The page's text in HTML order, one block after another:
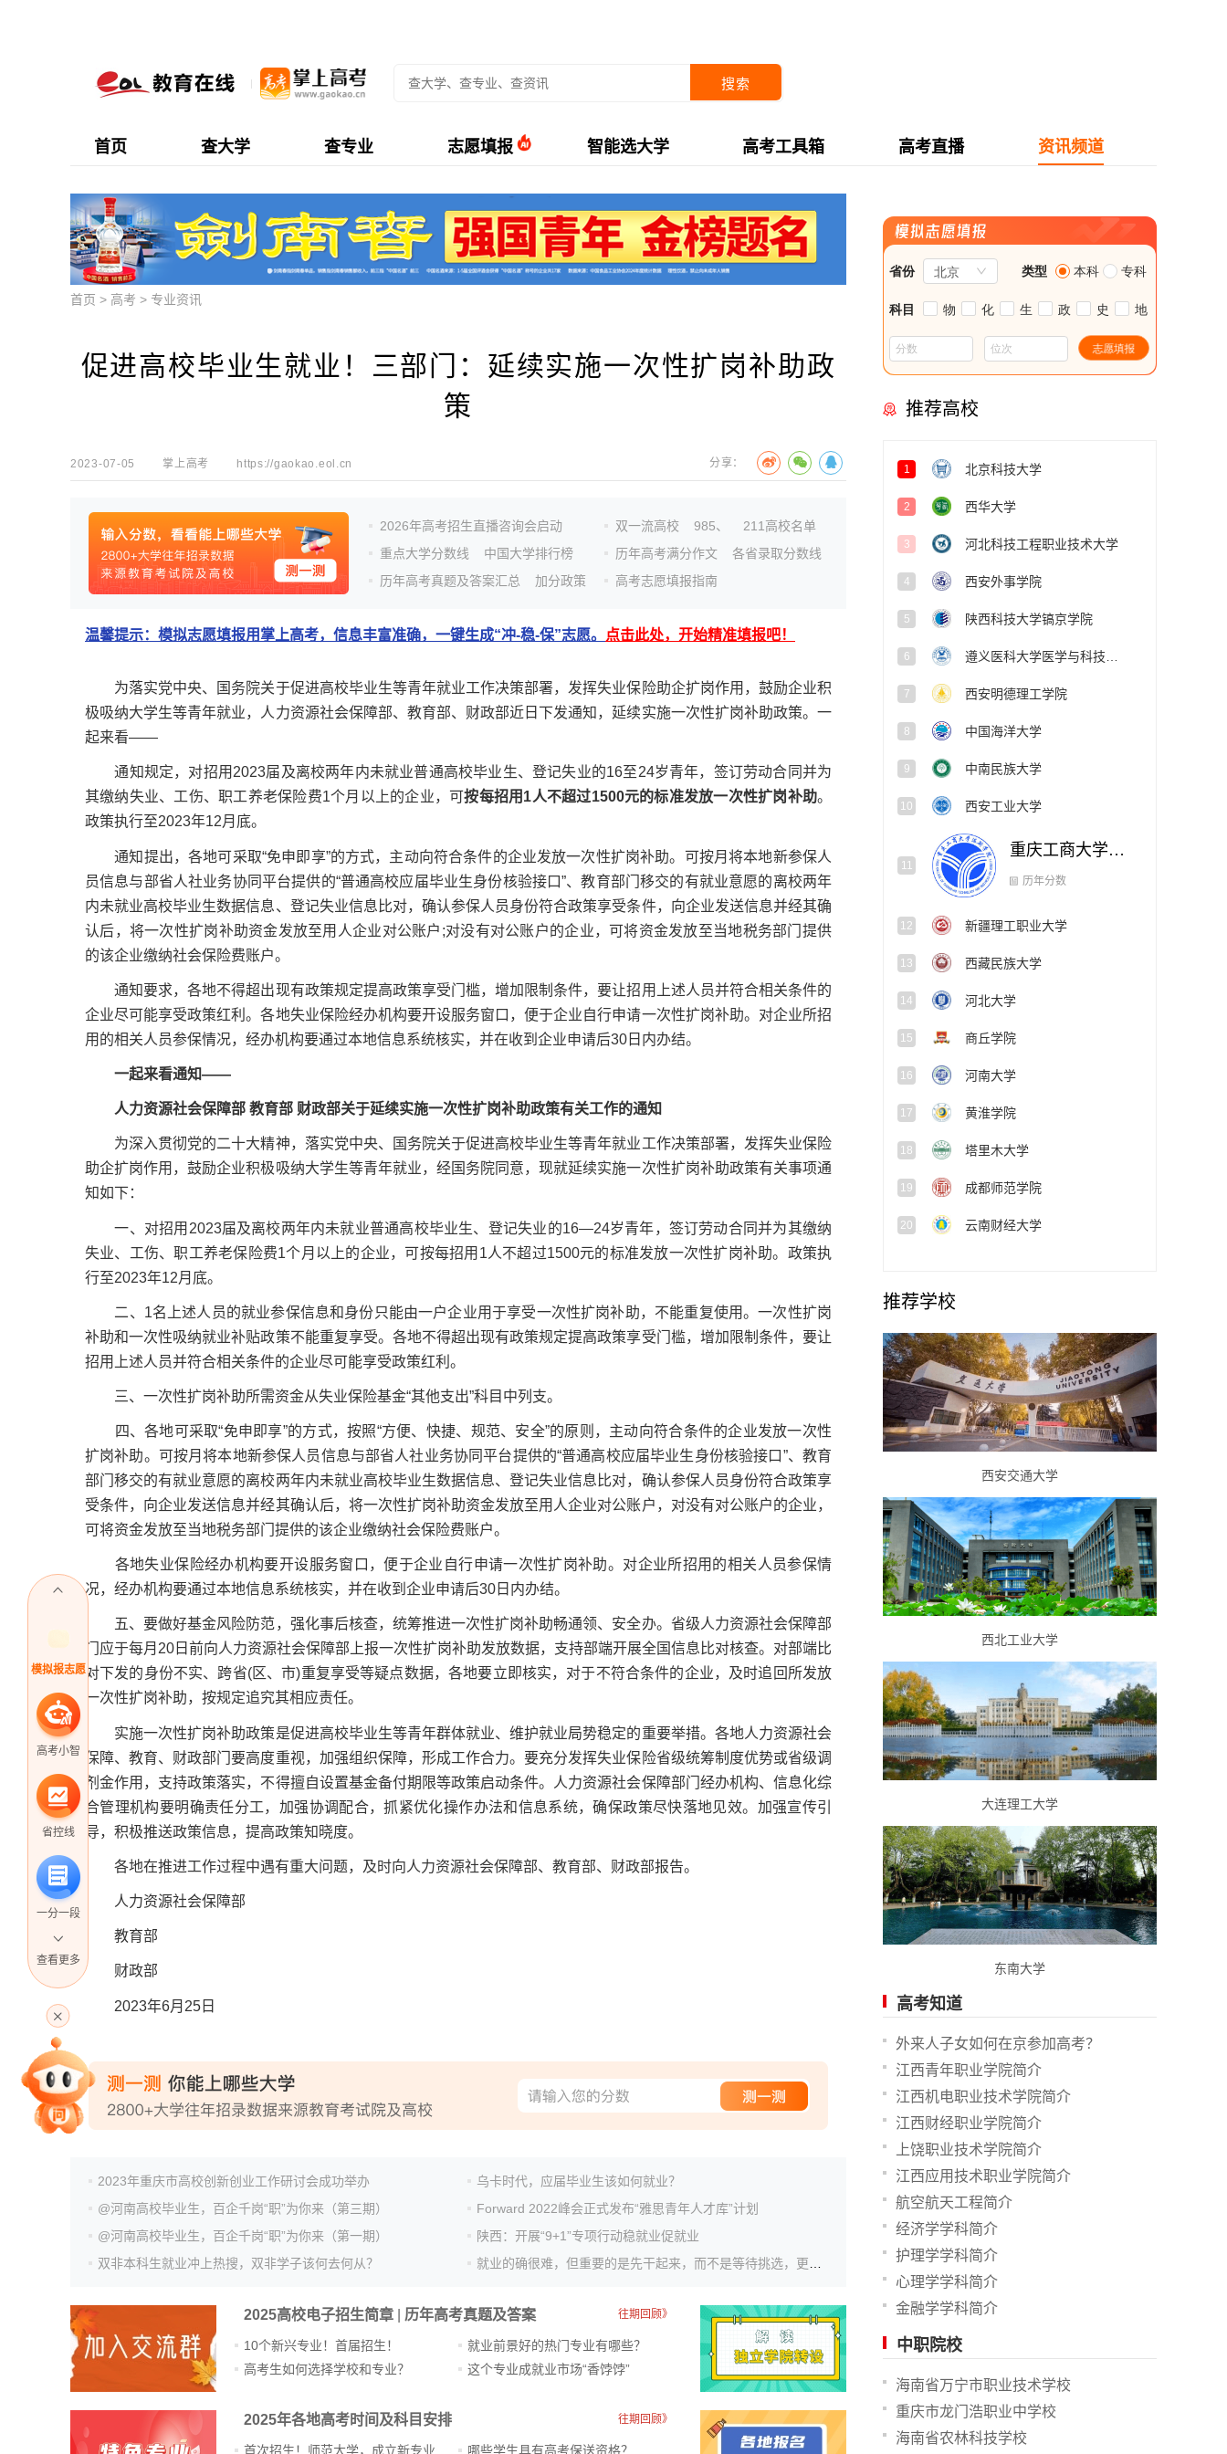
搜索
首页 查大学 查专业 志愿填报 智能选大学 高考工具箱 高考直播 资讯频道
模拟报志愿
高考小智
省控线
一分一段
专家指导课
高考估分
查看更多
首页 > 高考 > 专业资讯
促进高校毕业生就业！三部门：延续实施一次性扩岗补助政
策
2023-07-05 掌上高考 https://gaokao.eol.cn 分享：
2026年高考招生直播咨询会启动
重点大学分数线
中国大学排行榜
历年高考真题及答案汇总
加分政策
双一流高校 985、
211高校名单
历年高考满分作文
各省录取分数线
高考志愿填报指南
温馨提示：模拟志愿填报用掌上高考，信息丰富准确，一键生成“冲-稳-保”志愿。 点击此处，开始精准填报吧！
为落实党中央、国务院关于促进高校毕业生等青年就业工作决策部署，发挥失业保险助企扩岗作用，鼓励企业积
极吸纳大学生等青年就业，人力资源社会保障部、教育部、财政部近日下发通知，延续实施一次性扩岗补助政策。一
起来看——
通知规定，对招用2023届及离校两年内未就业普通高校毕业生、登记失业的16至24岁青年，签订劳动合同并为
其缴纳失业、工伤、职工养老保险费1个月以上的企业，可按每招用1人不超过1500元的标准发放一次性扩岗补助。
政策执行至2023年12月底。
通知提出，各地可采取“免申即享”的方式，主动向符合条件的企业发放一次性扩岗补助。可按月将本地新参保人
员信息与部省人社业务协同平台提供的“普通高校应届毕业生身份核验接口”、教育部门移交的有就业意愿的离校两年
内未就业高校毕业生数据信息、登记失业信息比对，确认参保人员身份符合政策享受条件，向企业发送信息并经其确
认后，将一次性扩岗补助资金发放至用人企业对公账户;对没有对公账户的企业，可将资金发放至当地税务部门提供
的该企业缴纳社会保险费账户。
通知要求，各地不得超出现有政策规定提高政策享受门槛，增加限制条件，要让招用上述人员并符合相关条件的
企业尽可能享受政策红利。各地失业保险经办机构要开设服务窗口，便于企业自行申请一次性扩岗补助。对企业所招
用的相关人员参保情况，经办机构要通过本地信息系统核实，并在收到企业申请后30日内办结。
一起来看通知——
人力资源社会保障部 教育部 财政部关于延续实施一次性扩岗补助政策有关工作的通知
为深入贯彻党的二十大精神，落实党中央、国务院关于促进高校毕业生等青年就业工作决策部署，发挥失业保险
助企扩岗作用，鼓励企业积极吸纳大学生等青年就业，经国务院同意，现就延续实施一次性扩岗补助政策有关事项通
知如下：
一、对招用2023届及离校两年内未就业普通高校毕业生、登记失业的16—24岁青年，签订劳动合同并为其缴纳
失业、工伤、职工养老保险费1个月以上的企业，可按每招用1人不超过1500元的标准发放一次性扩岗补助。政策执
行至2023年12月底。
二、1名上述人员的就业参保信息和身份只能由一户企业用于享受一次性扩岗补助，不能重复使用。一次性扩岗
补助和一次性吸纳就业补贴政策不能重复享受。各地不得超出现有政策规定提高政策享受门槛，增加限制条件，要让
招用上述人员并符合相关条件的企业尽可能享受政策红利。
三、一次性扩岗补助所需资金从失业保险基金“其他支出”科目中列支。
四、各地可采取“免申即享”的方式，按照“方便、快捷、规范、安全”的原则，主动向符合条件的企业发放一次性
扩岗补助。可按月将本地新参保人员信息与部省人社业务协同平台提供的“普通高校应届毕业生身份核验接口”、教育
部门移交的有就业意愿的离校两年内未就业高校毕业生数据信息、登记失业信息比对，确认参保人员身份符合政策享
受条件，向企业发送信息并经其确认后，将一次性扩岗补助资金发放至用人企业对公账户，对没有对公账户的企业，
可将资金发放至当地税务部门提供的该企业缴纳社会保险费账户。
各地失业保险经办机构要开设服务窗口，便于企业自行申请一次性扩岗补助。对企业所招用的相关人员参保情
况，经办机构要通过本地信息系统核实，并在收到企业申请后30日内办结。
五、要做好基金风险防范，强化事后核查，统筹推进一次性扩岗补助畅通领、安全办。省级人力资源社会保障部
门应于每月20日前向人力资源社会保障部上报一次性扩岗补助发放数据，支持部端开展全国信息比对核查。对部端比
对下发的身份不实、跨省(区、市)重复享受等疑点数据，各地要立即核实，对于不符合条件的企业，及时追回所发放
一次性扩岗补助，按规定追究其相应责任。
实施一次性扩岗补助政策是促进高校毕业生等青年群体就业、维护就业局势稳定的重要举措。各地人力资源社会
保障、教育、财政部门要高度重视，加强组织保障，形成工作合力。要充分发挥失业保险省级统筹制度优势或省级调
剂金作用，支持政策落实，不得擅自设置基金备付期限等政策启动条件。人力资源社会保障部门经办机构、信息化综
合管理机构要明确责任分工，加强协调配合，抓紧优化操作办法和信息系统，确保政策尽快落地见效。加强宣传引
导，积极推送政策信息，提高政策知晓度。
各地在推进工作过程中遇有重大问题，及时向人力资源社会保障部、教育部、财政部报告。
人力资源社会保障部
教育部
财政部
2023年6月25日
2023年重庆市高校创新创业工作研讨会成功举办
乌卡时代，应届毕业生该如何就业？
@河南高校毕业生，百企千岗“职”为你来（第三期）
Forward 2022峰会正式发布“雅思青年人才库”计划
@河南高校毕业生，百企千岗“职”为你来（第一期）
陕西：开展“9+1”专项行动稳就业促就业
双非本科生就业冲上热搜，双非学子该何去何从？
2025高校电子招生简章 历年高考真题及答案 往期回顾》
10个新兴专业！首届招生！
高考生如何选择学校和专业？
就业前景好的热门专业有哪些？
这个专业成就业市场“香饽饽”​
2025年各地高考时间及科目安排 往期回顾》
首次招生！师范大学，成立新专业 哪些学生具有高考保送资格？
推荐高校
1 北京科技大学
2 西华大学
3 河北科技工程职业技术大学
4 西安外事学院
5 陕西科技大学镐京学院
6
7 西安明德理工学院
8 中国海洋大学
9 中南民族大学
10 西安工业大学
重庆工商大学派斯学院
历年分数
13 西藏民族大学
14 河北大学
15 商丘学院
16 河南大学
17 黄淮学院
18 塔里木大学
19 成都师范学院
20 云南财经大学
推荐学校
西安交通大学
西北工业大学
大连理工大学
东南大学
高考知道
外来人子女如何在京参加高考？
江西青年职业学院简介
江西机电职业技术学院简介
江西财经职业学院简介
上饶职业技术学院简介
江西应用技术职业学院简介
航空航天工程简介
经济学学科简介
护理学学科简介
心理学学科简介
金融学学科简介
中职院校
海南省万宁市职业技术学校
重庆市龙门浩职业中学校
海南省农林科技学校